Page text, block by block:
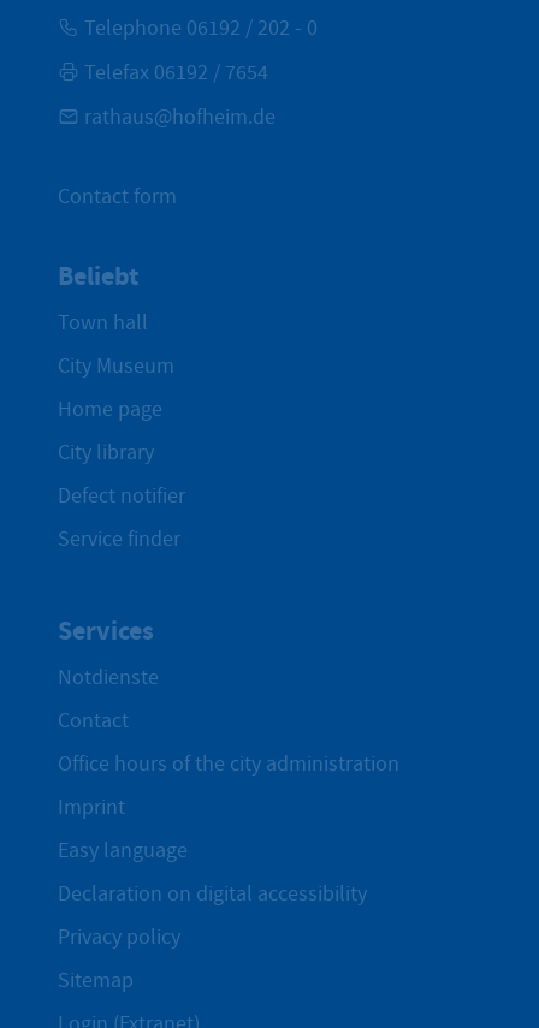
Telephone 06192 / 202 - 0
Telefax 06192 / 7654
rathaus@hofheim.de
Contact form
Beliebt
Town hall
City Museum
Home page
City library
Defect notifier
Service finder
Services
Notdienste
Contact
Office hours of the city administration
Imprint
Easy language
Declaration on digital accessibility
Privacy policy
Sitemap